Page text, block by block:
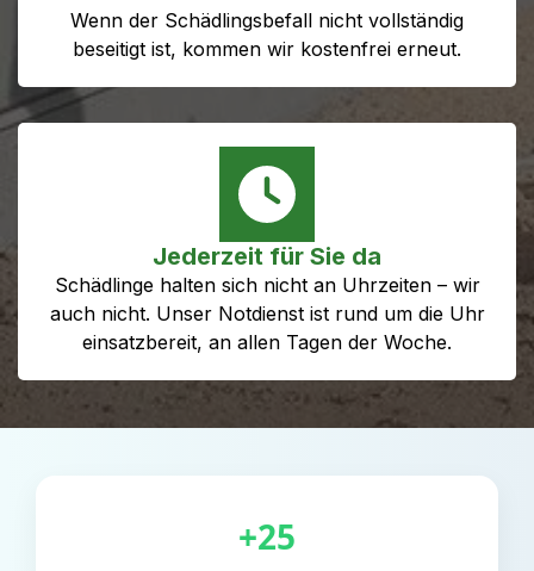
Wenn der Schädlingsbefall nicht vollständig
beseitigt ist, kommen wir kostenfrei erneut.
Jederzeit für Sie da
Schädlinge halten sich nicht an Uhrzeiten – wir
auch nicht. Unser Notdienst ist rund um die Uhr
einsatzbereit, an allen Tagen der Woche.
+25